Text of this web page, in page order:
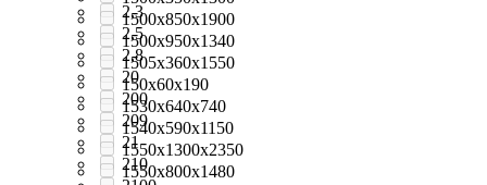
2,3
2,5
2,8
20
200
209
21
210
1500х850х1900
1500х950х1340
1505x360x1550
150х60х190
1530x640x740
1540х590х1150
1550x1300x2350
1550x800x1480